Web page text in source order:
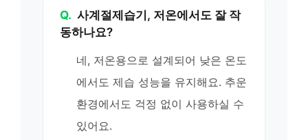
Q. 사계절제습기, 저온에서도 잘 작
동하나요?
네, 저온용으로 설계되어 낮은 온도
에서도 제습 성능을 유지해요. 추운
환경에서도 걱정 없이 사용하실 수
있어요.